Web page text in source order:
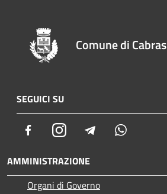
Comune di Cabras
SEGUICI SU
FacebookInstagram Telegram
AMMINISTRAZIONE
Organi di Governo